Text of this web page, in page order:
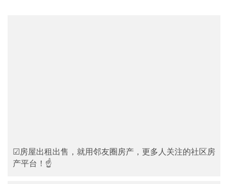
☑房屋出租出售，就用邻友圈房产，更多人关注的社区房
产平台！☝